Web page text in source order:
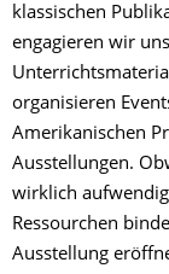
klassischen
engagieren wir
organisieren
Amerikanischen
Ausstellungen.
wirklich
Ressourchen
Ausstellung